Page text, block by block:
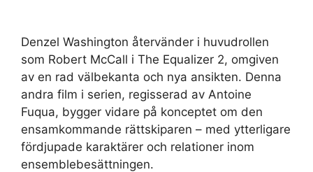
Denzel Washington återvänder i huvudrollen
som Robert McCall i The Equalizer 2, omgiven
av en rad välbekanta och nya ansikten. Denna
andra film i serien, regisserad av Antoine
Fuqua, bygger vidare på konceptet om den
ensamkommande rättskiparen – med ytterligare
fördjupade karaktärer och relationer inom
ensemblebesättningen.